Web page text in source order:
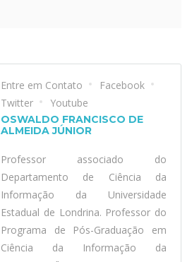
Entre em Contato
Facebook
Twitter
Youtube
OSWALDO FRANCISCO DE
ALMEIDA JÚNIOR
Professor associado do
Departamento de Ciência da
Informação da Universidade
Estadual de Londrina. Professor do
Programa de Pós-Graduação em
Ciência da Informação da